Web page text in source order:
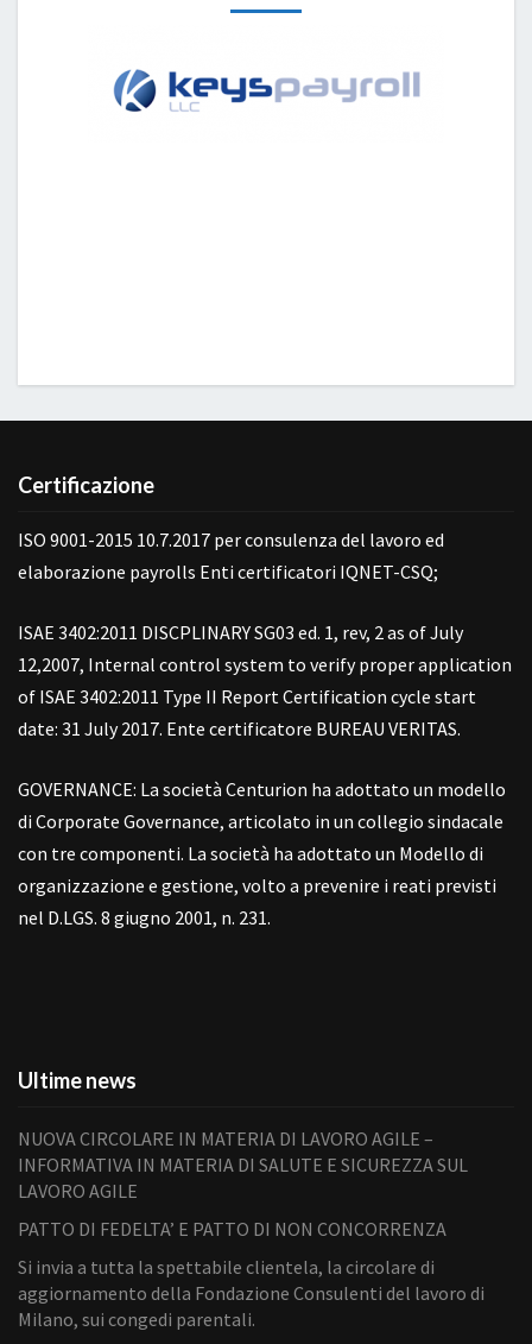
Certificazione
ISO 9001-2015 10.7.2017 per consulenza del lavoro ed
elaborazione payrolls Enti certificatori IQNET-CSQ;
ISAE 3402:2011 DISCPLINARY SG03 ed. 1, rev, 2 as of July
12,2007, Internal control system to verify proper application
of ISAE 3402:2011 Type II Report Certification cycle start
date: 31 July 2017. Ente certificatore BUREAU VERITAS.
GOVERNANCE: La società Centurion ha adottato un modello
di Corporate Governance, articolato in un collegio sindacale
con tre componenti. La società ha adottato un Modello di
organizzazione e gestione, volto a prevenire i reati previsti
nel D.LGS. 8 giugno 2001, n. 231.
Ultime news
NUOVA CIRCOLARE IN MATERIA DI LAVORO AGILE –
INFORMATIVA IN MATERIA DI SALUTE E SICUREZZA SUL
LAVORO AGILE
PATTO DI FEDELTA’ E PATTO DI NON CONCORRENZA
Si invia a tutta la spettabile clientela, la circolare di
aggiornamento della Fondazione Consulenti del lavoro di
Milano, sui congedi parentali.